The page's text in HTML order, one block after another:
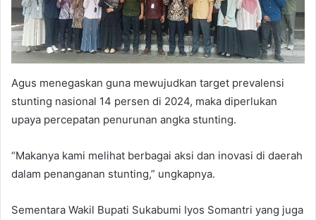
Agus menegaskan guna mewujudkan target prevalensi
stunting nasional 14 persen di 2024, maka diperlukan
upaya percepatan penurunan angka stunting.
“Makanya kami melihat berbagai aksi dan inovasi di daerah
dalam penanganan stunting,” ungkapnya.
Sementara Wakil Bupati Sukabumi Iyos Somantri yang juga